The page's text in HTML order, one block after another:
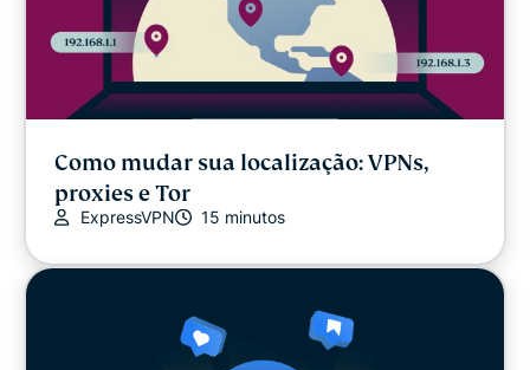
Como mudar sua localização: VPNs,
proxies e Tor
ExpressVPN 15 minutos